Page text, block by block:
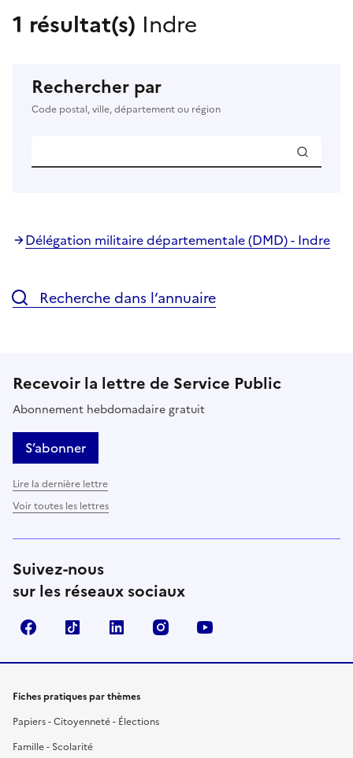
1 résultat(s) Indre
Rechercher par
Code postal, ville, département ou région
Délégation militaire départementale (DMD) - Indre
Recherche dans l’annuaire
Recevoir la lettre de Service Public
Abonnement hebdomadaire gratuit
S’abonner
Lire la dernière lettre
Voir toutes les lettres
Suivez-nous
sur les réseaux sociaux
FacebookTikTok LinkedIn Instagram
Fiches pratiques par thèmes
Papiers - Citoyenneté - Élections
Famille - Scolarité